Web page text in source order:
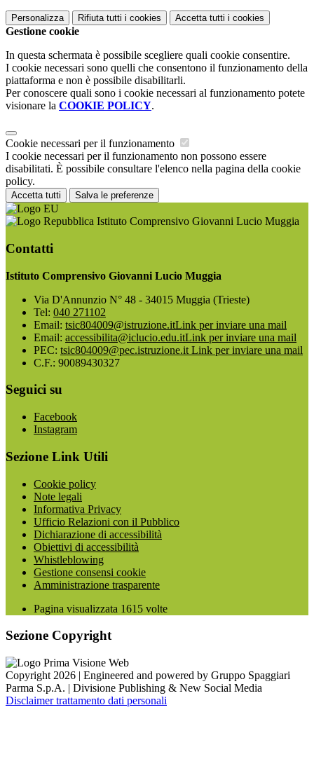
Personalizza Rifiuta tutti i cookies Accetta tutti i cookies
Gestione cookie
In questa schermata è possibile scegliere quali cookie consentire.
I cookie necessari sono quelli che consentono il funzionamento della
piattaforma e non è possibile disabilitarli.
Per conoscere quali sono i cookie necessari al funzionamento potete
visionare la COOKIE POLICY.
Cookie necessari per il funzionamento
I cookie necessari per il funzionamento non possono essere
disabilitati. È possibile consultare l'elenco nella pagina della cookie
policy.
Accetta tutti Salva le preferenze
Istituto Comprensivo Giovanni Lucio Muggia
Contatti
Istituto Comprensivo Giovanni Lucio Muggia
Via D'Annunzio N° 48 - 34015 Muggia (Trieste)
Tel: 040 271102
Email: tsic804009@istruzione.itLink per inviare una mail
Email: accessibilita@iclucio.edu.itLink per inviare una mail
PEC: tsic804009@pec.istruzione.it Link per inviare una mail
C.F.: 90089430327
Seguici su
Facebook
Instagram
Sezione Link Utili
Cookie policy
Note legali
Informativa Privacy
Ufficio Relazioni con il Pubblico
Dichiarazione di accessibilità
Obiettivi di accessibilità
Whistleblowing
Gestione consensi cookie
Amministrazione trasparente
Pagina visualizzata 1615 volte
Sezione Copyright
Copyright 2026 | Engineered and powered by Gruppo Spaggiari
Parma S.p.A. | Divisione Publishing & New Social Media
Disclaimer trattamento dati personali